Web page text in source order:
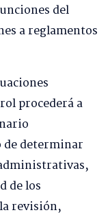
del
a reglamentos
procederá a
determinar
de los
revisión,